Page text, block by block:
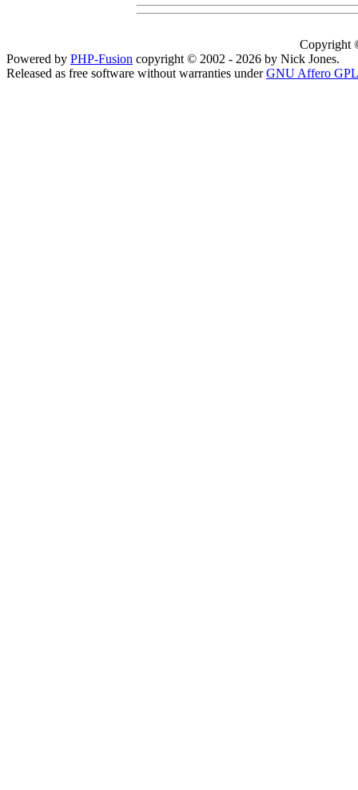
Copyright
Powered by PHP-Fusion copyright © 2002 - 2026 by Nick Jones.
Released as free software without warranties underGNU Affero GPL